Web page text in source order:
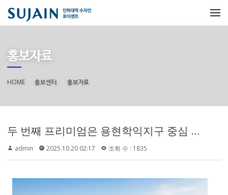
홍보자료
HOME 홍보센터 홍보자료
두 번째 프리미엄은 용현학익지구 중심 생활권입니다. 공식 안내 자료에서는 인하대역 수자인 로이센트를 용현학익지구 중심 입지의 주거단지로 소개하고 있습니다. 용현학익지구는 인천 미추홀구 일대에서 주거, 교육, 생활 편의시설이 함께 형성되는 지역으로 평가되며, 실거주 관점에서는 주변 생활 인프라를 얼마나 편하게 이용할 수 있는지가 중요한 판단 기준이 됩니다.
admin 2025.10.20 02:17 조회 수 : 1835